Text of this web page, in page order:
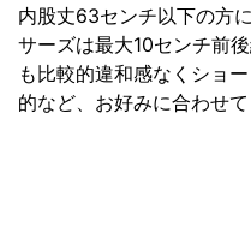
内股丈63センチ以下の方
サーズは最大10センチ前
も比較的違和感なくショ
的など、お好みに合わせ